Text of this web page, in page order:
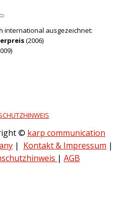
international ausgezeichnet:
(2006)
© karp communication
| Kontakt & Impressum |
| AGB